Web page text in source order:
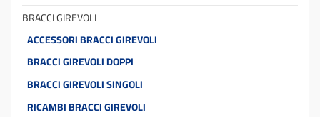
BRACCI GIREVOLI
ACCESSORI BRACCI GIREVOLI
BRACCI GIREVOLI DOPPI
BRACCI GIREVOLI SINGOLI
RICAMBI BRACCI GIREVOLI